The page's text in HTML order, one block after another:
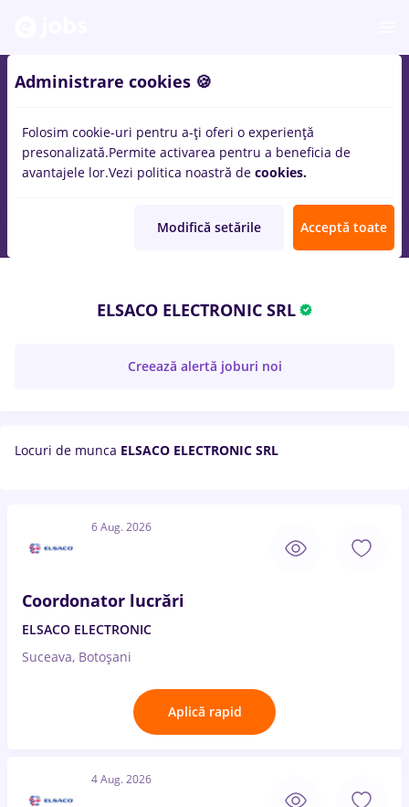
ELSACO ELECTRONIC SRL
Creează alertă joburi noi
Locuri de munca ELSACO ELECTRONIC SRL
6 Aug. 2026
Coordonator lucrări
ELSACO ELECTRONIC
Suceava, Botoșani
Aplică rapid
4 Aug. 2026
Administrare cookies 🍪
Folosim cookie-uri pentru a-ți oferi o experiență
presonalizată.Permite activarea pentru a beneficia de
avantajele lor.Vezi politica noastră de cookies.
Modifică setările Acceptă toate